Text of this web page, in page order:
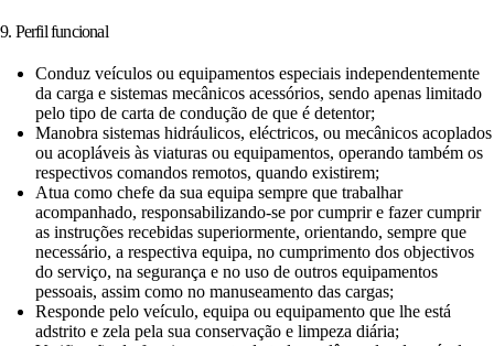
9. Perfil funcional
Conduz veículos ou equipamentos especiais independentemente
da carga e sistemas mecânicos acessórios, sendo apenas limitado
pelo tipo de carta de condução de que é detentor;
Manobra sistemas hidráulicos, eléctricos, ou mecânicos acoplados
ou acopláveis às viaturas ou equipamentos, operando também os
respectivos comandos remotos, quando existirem;
Atua como chefe da sua equipa sempre que trabalhar
acompanhado, responsabilizando-se por cumprir e fazer cumprir
as instruções recebidas superiormente, orientando, sempre que
necessário, a respectiva equipa, no cumprimento dos objectivos
do serviço, na segurança e no uso de outros equipamentos
pessoais, assim como no manuseamento das cargas;
Responde pelo veículo, equipa ou equipamento que lhe está
adstrito e zela pela sua conservação e limpeza diária;